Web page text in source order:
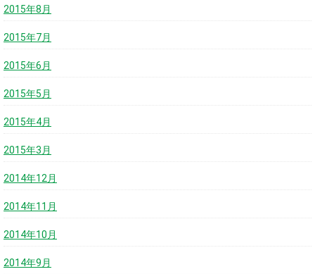
2015年8月
2015年7月
2015年6月
2015年5月
2015年4月
2015年3月
2014年12月
2014年11月
2014年10月
2014年9月